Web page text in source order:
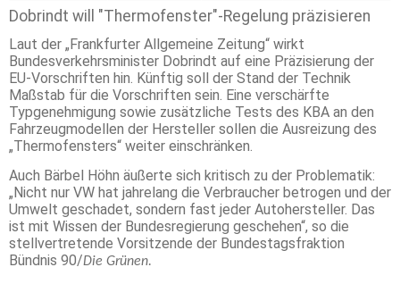
Dobrindt will "Thermofenster"-Regelung präzisieren
Laut der „Frankfurter Allgemeine Zeitung“ wirkt
Bundesverkehrsminister Dobrindt auf eine Präzisierung der
EU-Vorschriften hin. Künftig soll der Stand der Technik
Maßstab für die Vorschriften sein. Eine verschärfte
Typgenehmigung sowie zusätzliche Tests des KBA an den
Fahrzeugmodellen der Hersteller sollen die Ausreizung des
„Thermofensters“ weiter einschränken.
Auch Bärbel Höhn äußerte sich kritisch zu der Problematik:
„Nicht nur VW hat jahrelang die Verbraucher betrogen und der
Umwelt geschadet, sondern fast jeder Autohersteller. Das
ist mit Wissen der Bundesregierung geschehen“, so die
stellvertretende Vorsitzende der Bundestagsfraktion
Bündnis 90/Die Grünen.